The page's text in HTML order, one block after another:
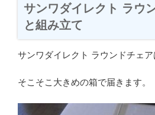
サンワダイレクト ラウ
と組み立て
サンワダイレクト ラウンドチェア
そこそこ大きめの箱で届きます。